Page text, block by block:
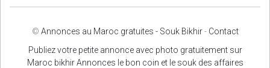
© Annonces au Maroc gratuites - Souk Bikhir- Contact
Publiez votre petite annonce avec photo gratuitement sur
Maroc bikhir Annonces le bon coin et le souk des affaires